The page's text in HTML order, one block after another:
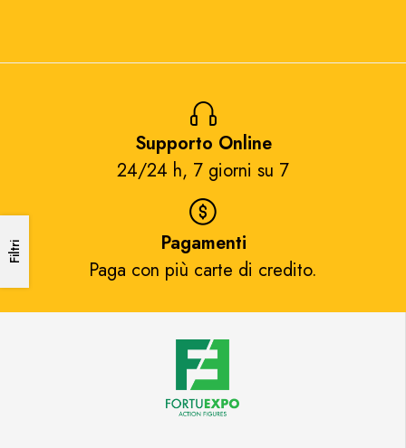
Filtri
Supporto Online
24/24 h, 7 giorni su 7​
Pagamenti
Paga con più carte di credito.​